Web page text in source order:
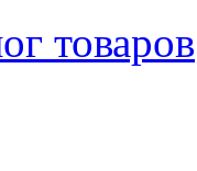
товаров